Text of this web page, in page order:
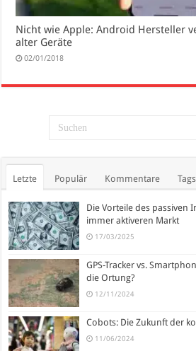
Nicht wie Apple: Android Hersteller
alter Geräte
02/01/2018
Letzte Populär Kommentare Tags
Die Vorteile des passiven
immer aktiveren Markt
17/03/2025
GPS-Tracker vs.
die Ortung?
12/11/2024
Cobots: Die Zukunft der
11/06/2024